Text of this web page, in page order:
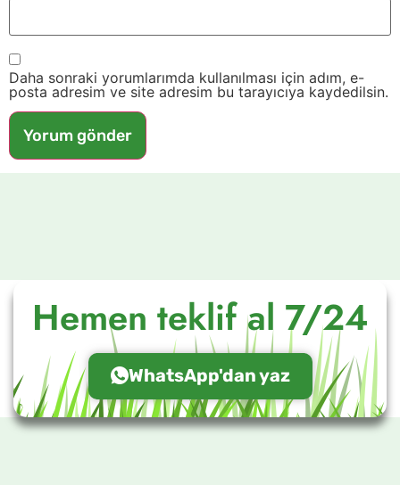
Daha sonraki yorumlarımda kullanılması için adım, e-
posta adresim ve site adresim bu tarayıcıya kaydedilsin.
Hemen teklif al 7/24
WhatsApp'dan yaz